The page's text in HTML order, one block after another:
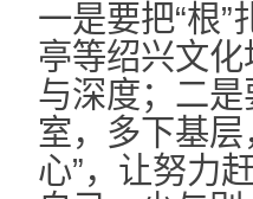
一是要把“根
亭等绍兴文
与深度；二是
室，多下基
心”，让努力